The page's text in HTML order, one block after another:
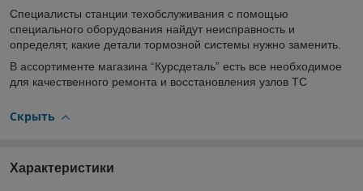
Специалисты станции техобслуживания с помощью
специального оборудования найдут неисправность и
определят, какие детали тормозной системы нужно заменить.
В ассортименте магазина “Курсдеталь” есть все необходимое
для качественного ремонта и восстановления узлов ТС
Скрыть
Характеристики